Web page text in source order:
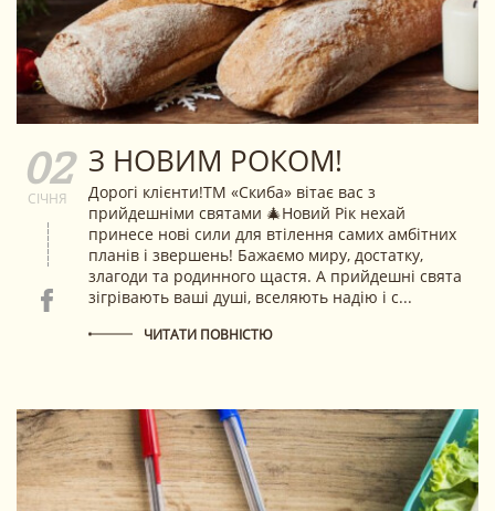
02
СІЧНЯ
З НОВИМ РОКОМ!
Дорогі клієнти!ТМ «Скиба» вітає вас з
прийдешніми святами 🎄Новий Рік нехай
принесе нові сили для втілення самих амбітних
планів і звершень! Бажаємо миру, достатку,
злагоди та родинного щастя. А прийдешні свята
зігрівають ваші душі, вселяють надію і с...
ЧИТАТИ ПОВНІСТЮ